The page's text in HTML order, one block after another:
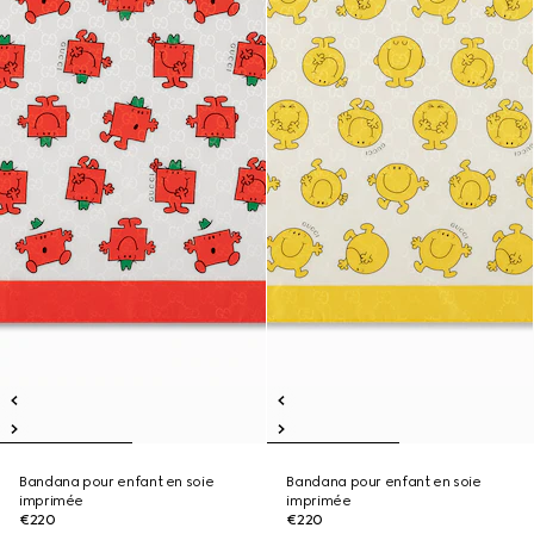
Bandana pour enfant en soie
imprimée
€220
Bandana pour enfant en soie
imprimée
€220